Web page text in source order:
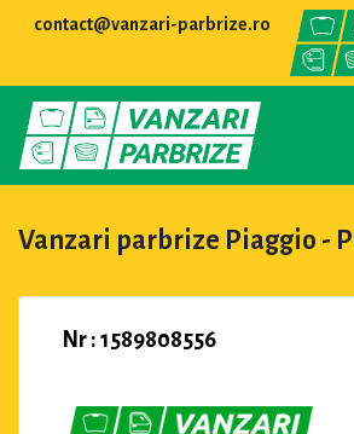
contact@vanzari-parbrize.ro
Vanzari parbrize Piaggio -
Nr : 1589808556